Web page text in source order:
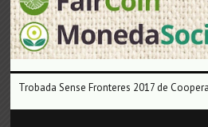
Trobada Sense Fronteres 2017 de